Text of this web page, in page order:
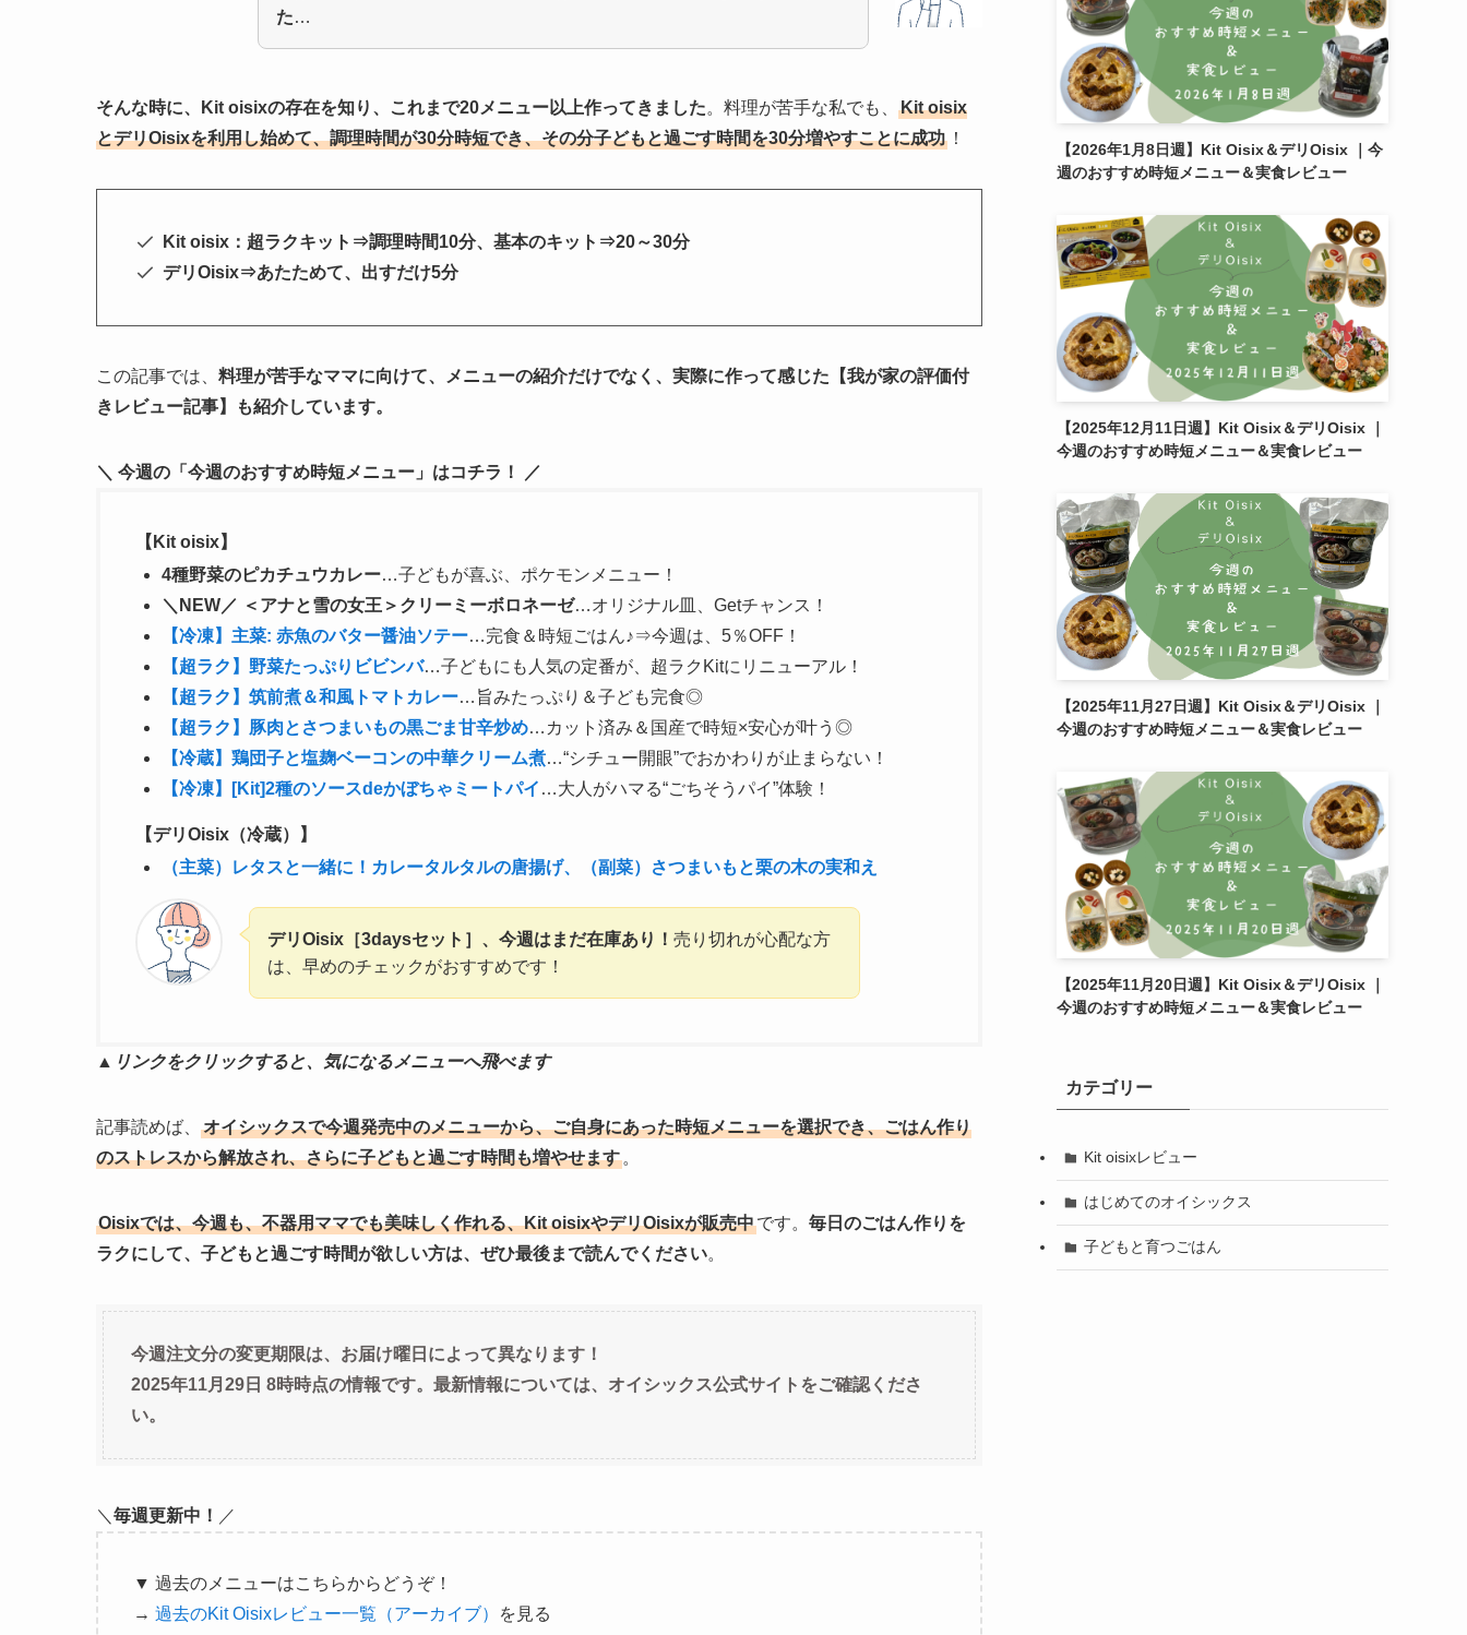
た…
そんな時に、Kit oisixの存在を知り、これまで20メニュー以上作ってきました。料理が苦手な私でも、
Kit oisix
とデリOisixを利用し始めて、調理時間が30分時短でき、その分子どもと過ごす時間を30分増やすことに成功 ！
Kit oisix：超ラクキット⇒調理時間10分、基本のキット⇒20～30分
デリOisix⇒あたためて、出すだけ5分
この記事では、 料理が苦手なママに向けて、メニューの紹介だけでなく、実際に作って感じた【我が家の評価付
きレビュー記事】も紹介しています。
＼ 今週の「今週のおすすめ時短メニュー」はコチラ！ ／
【Kit oisix】
4種野菜のピカチュウカレー…子どもが喜ぶ、ポケモンメニュー！
＼NEW／ ＜アナと雪の女王＞クリーミーボロネーゼ…オリジナル皿、Getチャンス！
【冷凍】主菜: 赤魚のバター醤油ソテー…完食＆時短ごはん♪⇒今週は、5％OFF！
【超ラク】野菜たっぷりビビンバ…子どもにも人気の定番が、超ラクKitにリニューアル！
【超ラク】筑前煮＆和風トマトカレー…旨みたっぷり＆子ども完食◎
【超ラク】豚肉とさつまいもの黒ごま甘辛炒め…カット済み＆国産で時短×安心が叶う◎
【冷蔵】 鶏団子と塩麹ベーコンの中華クリーム煮…“シチュー開眼”でおかわりが止まらない！
【冷凍】[Kit]2種のソースdeかぼちゃミートパイ …大人がハマる“ごちそうパイ”体験！
【デリOisix（冷蔵）】
（主菜）レタスと一緒に！カレータルタルの唐揚げ、（副菜）さつまいもと栗の木の実和え
デリOisix［3daysセット］ 、今週はまだ在庫あり！ 売り切れが心配な方
は、早めのチェックがおすすめです！
▲リンクをクリックすると、気になるメニューへ飛べます
記事読めば、
オイシックスで今週発売中のメニューから、ご自身にあった時短メニューを選択でき、ごはん作り
のストレスから解放され、さらに子どもと過ごす時間も増やせます 。
Oisixでは、今週も、不器用ママでも美味しく作れる、Kit oisixやデリOisixが販売中です。 毎日のごはん作りを
ラクにして、子どもと過ごす時間が欲しい方は、ぜひ最後まで読んでください。
今週注文分の変更期限は、お届け曜日によって異なります！
2025年11月29日 8時時点の情報です。最新情報については、オイシックス公式サイトをご確認くださ
い。
＼ 毎週更新中！ ／
▼ 過去のメニューはこちらからどうぞ！
→ 過去のKit Oisixレビュー一覧（アーカイブ） を見る
【2026年1月8日週】Kit Oisix＆デリOisix ｜今
週のおすすめ時短メニュー＆実食レビュー
【2025年12月11日週】Kit Oisix＆デリOisix ｜
今週のおすすめ時短メニュー＆実食レビュー
【2025年11月27日週】Kit Oisix＆デリOisix ｜
今週のおすすめ時短メニュー＆実食レビュー
【2025年11月20日週】Kit Oisix＆デリOisix ｜
今週のおすすめ時短メニュー＆実食レビュー
カテゴリー
Kit oisixレビュー
はじめてのオイシックス
子どもと育つごはん